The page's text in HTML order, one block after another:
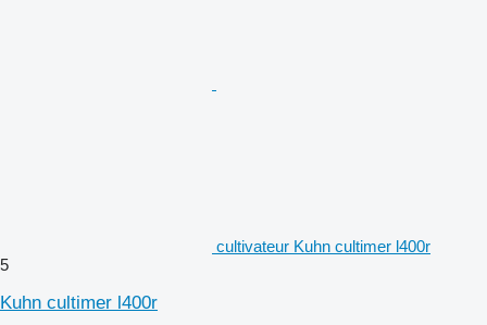
cultivateur Kuhn cultimer l400r
5
Kuhn cultimer l400r